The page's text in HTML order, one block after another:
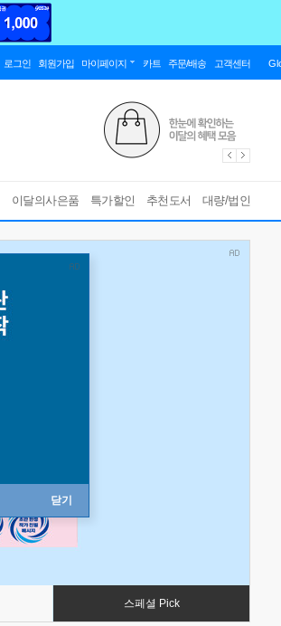
로그인 회원가입 마이페이지 카트 주문/배송 고객센터
이달의사은품 특가할인 추천도서 대량/법인
닫기
스페셜 Pick